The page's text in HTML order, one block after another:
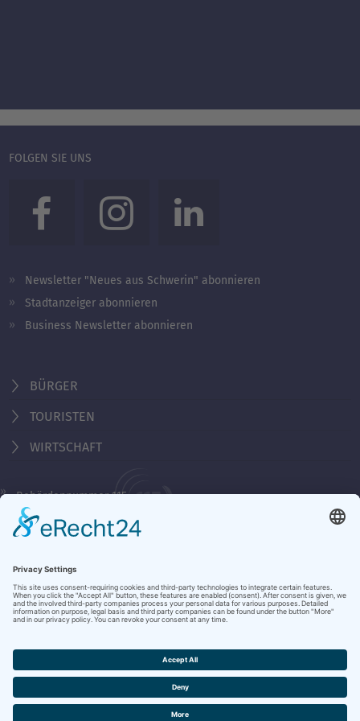
FOLGEN SIE UNS
Newsletter "Neues aus Schwerin" abonnieren
Stadtanzeiger abonnieren
Business Newsletter abonnieren
BÜRGER
TOURISTEN
WIRTSCHAFT
Behördennummer 115
KONTAKT
NOTRUFE & HOTLINES
JOBS
STADTANZEIGER
BROSCHÜREN
PRESSE
DATENSCHUTZ